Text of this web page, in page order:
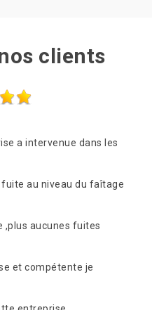
clients
au top!!